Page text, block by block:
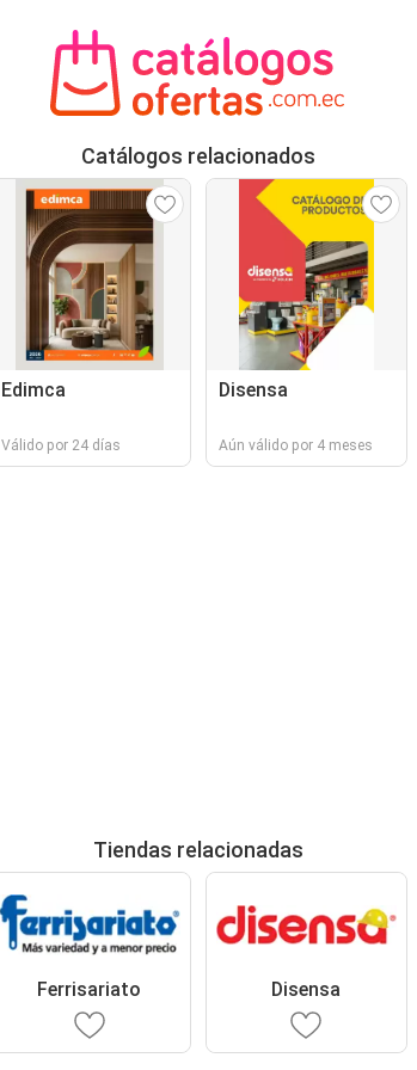
Catálogos relacionados
Edimca
Válido por 24 días
Disensa
Aún válido por 4 meses
Tiendas relacionadas
Ferrisariato Disensa